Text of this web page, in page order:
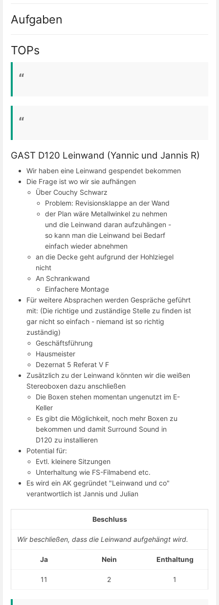
Aufgaben
TOPs
GAST D120 Leinwand (Yannic und Jannis R)
Wir haben eine Leinwand gespendet bekommen
Die Frage ist wo wir sie aufhängen
Über Couchy Schwarz
Problem: Revisionsklappe an der Wand
der Plan wäre Metallwinkel zu nehmen
und die Leinwand daran aufzuhängen -
so kann man die Leinwand bei Bedarf
einfach wieder abnehmen
an die Decke geht aufgrund der Hohlziegel
nicht
An Schrankwand
Einfachere Montage
Für weitere Absprachen werden Gespräche geführt
mit: (Die richtige und zuständige Stelle zu finden ist
gar nicht so einfach - niemand ist so richtig
zuständig)
Geschäftsführung
Hausmeister
Dezernat 5 Referat V F
Zusätzlich zu der Leinwand könnten wir die weißen
Stereoboxen dazu anschließen
Die Boxen stehen momentan ungenutzt im E-
Keller
Es gibt die Möglichkeit, noch mehr Boxen zu
bekommen und damit Surround Sound in
D120 zu installieren
Potential für:
Evtl. kleinere Sitzungen
Unterhaltung wie FS-Filmabend etc.
Es wird ein AK gegründet "Leinwand und co"
verantwortlich ist Jannis und Julian
Beschluss
Wir beschließen, dass die Leinwand aufgehängt wird.
Ja Nein Enthaltung
11 2 1